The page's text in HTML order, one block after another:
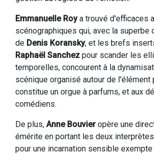
Emmanuelle Roya trouvé d'efficaces
scénographiques qui, avec la superbe
de Denis Koransky, et les brefs
Raphaël Sanchez pour scander les
temporelles, concourent à la
scénique organisé autour de l'élément
constitue un orgue à parfums, et aux
comédiens.
De plus, Anne Bouvieropère une
émérite en portant les deux
pour une incarnation sensible